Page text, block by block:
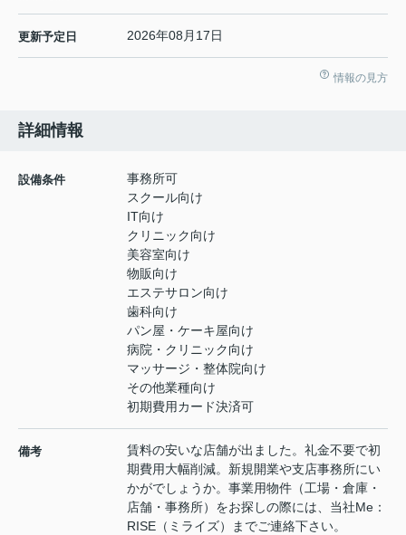
更新予定日 2026年08月17日
情報の見方
詳細情報
設備条件
事務所可
スクール向け
IT向け
クリニック向け
美容室向け
物販向け
エステサロン向け
歯科向け
パン屋・ケーキ屋向け
病院・クリニック向け
マッサージ・整体院向け
その他業種向け
初期費用カード決済可
備考
賃料の安いな店舗が出ました。礼金不要で初
期費用大幅削減。新規開業や支店事務所にい
かがでしょうか。事業用物件（工場・倉庫・
店舗・事務所）をお探しの際には、当社Me：
RISE（ミライズ）までご連絡下さい。